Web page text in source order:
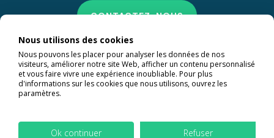
CONTACTEZ-NOUS
Nous utilisons des cookies
Nous pouvons les placer pour analyser les données de nos
visiteurs, améliorer notre site Web, afficher un contenu personnalisé
et vous faire vivre une expérience inoubliable. Pour plus
d'informations sur les cookies que nous utilisons, ouvrez les
paramètres.
Ok continuer Refuser